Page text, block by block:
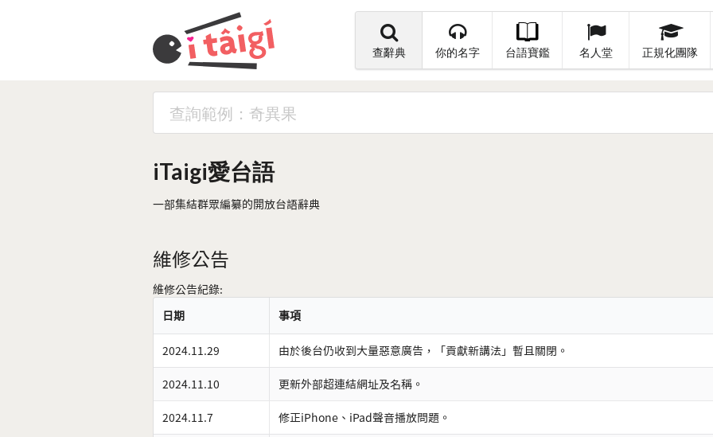
查辭典 你的名字 台語寶鑑 名人堂 正規化團隊
iTaigi愛台語
一部集結群眾編纂的開放台語辭典
維修公告
維修公告紀錄:
日期
事項
2024.11.29 由於後台仍收到大量惡意廣告，「貢獻新講法」暫且關閉。
2024.11.10 更新外部超連結網址及名稱。
2024.11.7 修正iPhone、iPad聲音播放問題。